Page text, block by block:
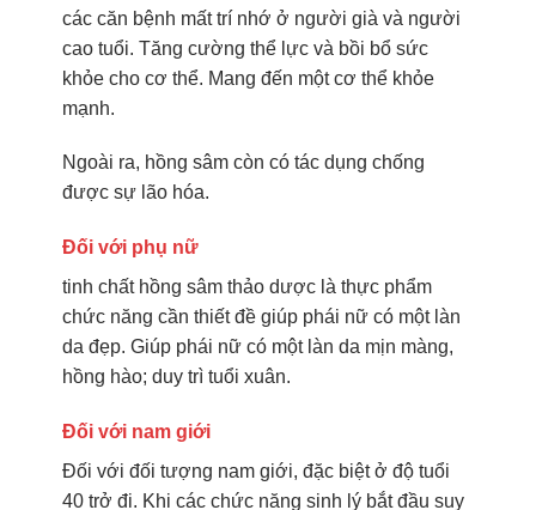
các căn bệnh mất trí nhớ ở người già và người
cao tuổi. Tăng cường thể lực và bồi bổ sức
khỏe cho cơ thể. Mang đến một cơ thể khỏe
mạnh.
Ngoài ra, hồng sâm còn có tác dụng chống
được sự lão hóa.
Đối với phụ nữ
tinh chất hồng sâm thảo dược là thực phẩm
chức năng cần thiết đề giúp phái nữ có một làn
da đẹp. Giúp phái nữ có một làn da mịn màng,
hồng hào; duy trì tuổi xuân.
Đối với nam giới
Đối với đối tượng nam giới, đặc biệt ở độ tuổi
40 trở đi. Khi các chức năng sinh lý bắt đầu suy